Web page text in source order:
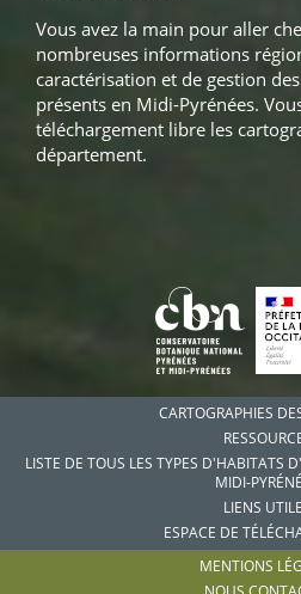
Vous avez la main pour aller
nombreuses informations
caractérisation et de gestion
présents en Midi-Pyrénées.
téléchargement libre les
département.
CARTOGRAPHIES
LISTE DE TOUS LES TYPES D'HABITATS
MIDI-
LIENS
ESPACE DE
MENTIONS